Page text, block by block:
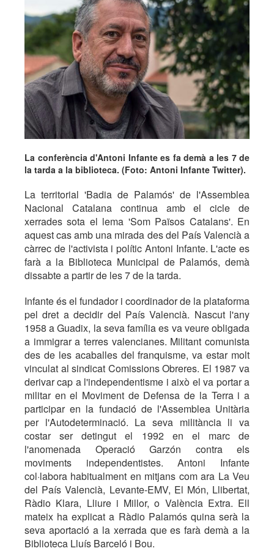
La conferència d'Antoni Infante es fa demà a les 7 de
la tarda a la biblioteca. (Foto: Antoni Infante Twitter).
La territorial 'Badia de Palamós' de l'Assemblea
Nacional Catalana continua amb el cicle de
xerrades sota el lema 'Som Països Catalans'. En
aquest cas amb una mirada des del País Valencià a
càrrec de l'activista i polític Antoni Infante. L'acte es
farà a la Biblioteca Municipal de Palamós, demà
dissabte a partir de les 7 de la tarda.
Infante és el fundador i coordinador de la plataforma
pel dret a decidir del País Valencià. Nascut l'any
1958 a Guadix, la seva família es va veure obligada
a immigrar a terres valencianes. Militant comunista
des de les acaballes del franquisme, va estar molt
vinculat al sindicat Comissions Obreres. El 1987 va
derivar cap a l'independentisme i això el va portar a
militar en el Moviment de Defensa de la Terra i a
participar en la fundació de l'Assemblea Unitària
per l'Autodeterminació. La seva militància li va
costar ser detingut el 1992 en el marc de
l'anomenada Operació Garzón contra els
moviments independentistes. Antoni Infante
col·labora habitualment en mitjans com ara La Veu
del País Valencià, Levante-EMV, El Món, Llibertat,
Ràdio Klara, Lliure i Millor, o València Extra. Ell
mateix ha explicat a Ràdio Palamós quina serà la
seva aportació a la xerrada que es farà demà a la
Biblioteca Lluís Barceló i Bou.